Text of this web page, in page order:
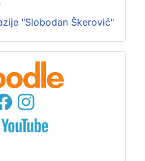
"Slobodan Škerović"